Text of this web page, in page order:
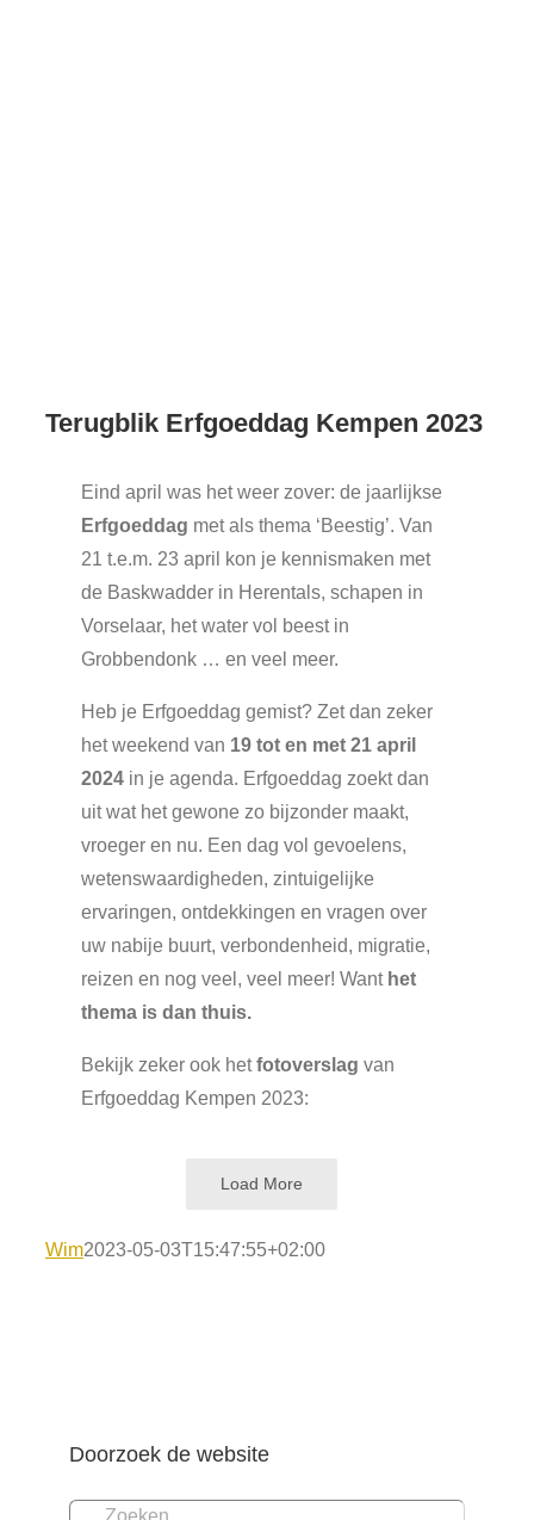
Terugblik Erfgoeddag Kempen 2023
Eind april was het weer zover: de jaarlijkse
Erfgoeddag met als thema ‘Beestig’. Van
21 t.e.m. 23 april kon je kennismaken met
de Baskwadder in Herentals, schapen in
Vorselaar, het water vol beest in
Grobbendonk … en veel meer.
Heb je Erfgoeddag gemist? Zet dan zeker
het weekend van 19 tot en met 21 april
2024 in je agenda. Erfgoeddag zoekt dan
uit wat het gewone zo bijzonder maakt,
vroeger en nu. Een dag vol gevoelens,
wetenswaardigheden, zintuigelijke
ervaringen, ontdekkingen en vragen over
uw nabije buurt, verbondenheid, migratie,
reizen en nog veel, veel meer! Want het
thema is dan thuis.
Bekijk zeker ook hetfotoverslag van
Erfgoeddag Kempen 2023:
Load More
Wim2023-05-03T15:47:55+02:00
Doorzoek de website
Zoeken